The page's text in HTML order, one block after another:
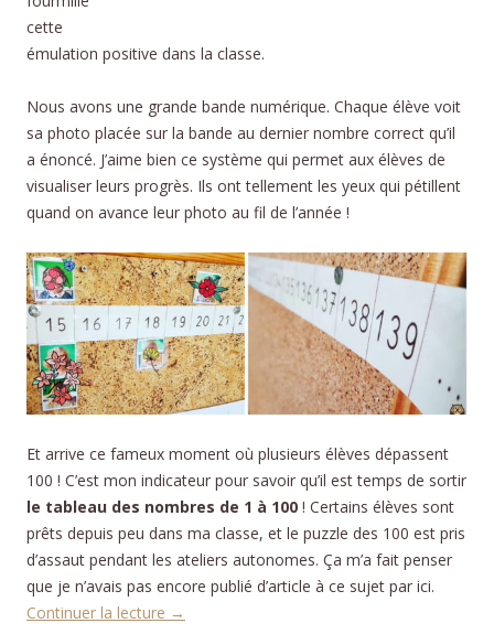
cette
émulation positive dans la classe.
Nous avons une grande bande numérique. Chaque élève voit
sa photo placée sur la bande au dernier nombre correct qu’il
a énoncé. J’aime bien ce système qui permet aux élèves de
visualiser leurs progrès. Ils ont tellement les yeux qui pétillent
quand on avance leur photo au fil de l’année !
Et arrive ce fameux moment où plusieurs élèves dépassent
100 ! C’est mon indicateur pour savoir qu’il est temps de sortir
le tableau des nombres de 1 à 100 ! Certains élèves sont
prêts depuis peu dans ma classe, et le puzzle des 100 est pris
d’assaut pendant les ateliers autonomes. Ça m’a fait penser
que je n’avais pas encore publié d’article à ce sujet par ici.
Continuer la lecture →